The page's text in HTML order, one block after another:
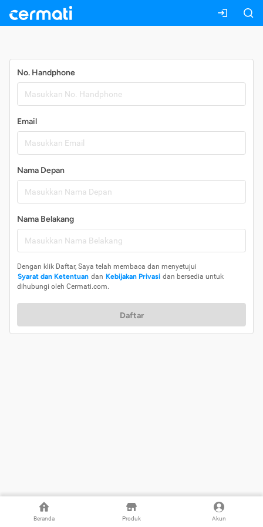
Beranda Produk Akun
No. Handphone
Email
Nama Depan
Nama Belakang
Dengan klik Daftar, Saya telah membaca dan menyetujui
Syarat dan Ketentuan dan Kebijakan Privasi dan bersedia untuk
dihubungi oleh Cermati.com.
Daftar